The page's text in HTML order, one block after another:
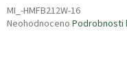
MI_-HMFB212W-16
Průměrné
Neohodnoceno Podrobnosti